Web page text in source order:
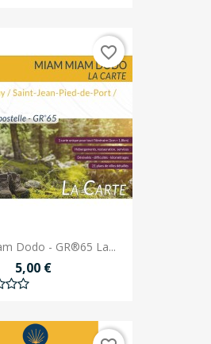
Dodo - GR®65 La...
5,00 €
favorite_border